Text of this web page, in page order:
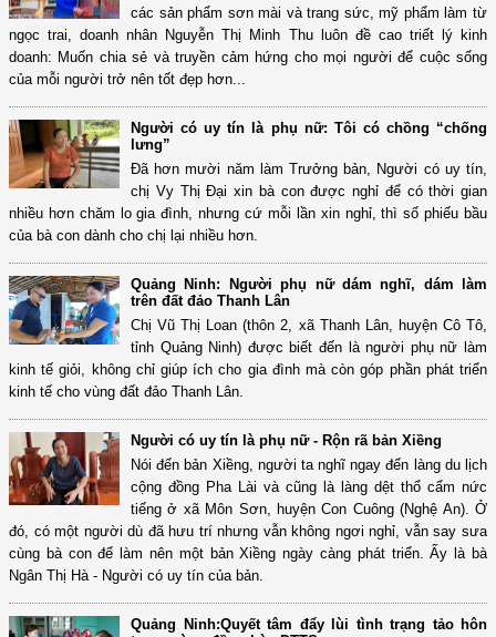
các sản phẩm sơn mài và trang sức, mỹ phẩm làm từ
ngọc trai, doanh nhân Nguyễn Thị Minh Thu luôn đề cao triết lý kinh
doanh: Muốn chia sẻ và truyền cảm hứng cho mọi người để cuộc sống
của mỗi người trở nên tốt đẹp hơn...
Người có uy tín là phụ nữ: Tôi có chồng “chống
lưng”
Đã hơn mười năm làm Trưởng bản, Người có uy tín,
chị Vy Thị Đại xin bà con được nghỉ để có thời gian
nhiều hơn chăm lo gia đình, nhưng cứ mỗi lần xin nghỉ, thì số phiếu bầu
của bà con dành cho chị lại nhiều hơn.
Quảng Ninh: Người phụ nữ dám nghĩ, dám làm
trên đất đảo Thanh Lân
Chị Vũ Thị Loan (thôn 2, xã Thanh Lân, huyện Cô Tô,
tỉnh Quảng Ninh) được biết đến là người phụ nữ làm
kinh tế giỏi, không chỉ giúp ích cho gia đình mà còn góp phần phát triển
kinh tế cho vùng đất đảo Thanh Lân.
Người có uy tín là phụ nữ - Rộn rã bản Xiềng
Nói đến bản Xiềng, người ta nghĩ ngay đến làng du lịch
cộng đồng Pha Lài và cũng là làng dệt thổ cẩm nức
tiếng ở xã Môn Sơn, huyện Con Cuông (Nghệ An). Ở
đó, có một người dù đã hưu trí nhưng vẫn không ngơi nghỉ, vẫn say sưa
cùng bà con để làm nên một bản Xiềng ngày càng phát triển. Ấy là bà
Ngân Thị Hà - Người có uy tín của bản.
Quảng Ninh:Quyết tâm đẩy lùi tình trạng tảo hôn